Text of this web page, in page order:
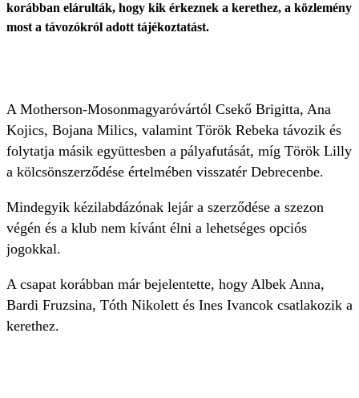
korábban elárulták, hogy kik érkeznek a kerethez, a közlemény
most a távozókról adott tájékoztatást.
A Motherson-Mosonmagyaróvártól Csekő Brigitta, Ana
Kojics, Bojana Milics, valamint Török Rebeka távozik és
folytatja másik együttesben a pályafutását, míg Török Lilly
a kölcsönszerződése értelmében visszatér Debrecenbe.
Mindegyik kézilabdázónak lejár a szerződése a szezon
végén és a klub nem kívánt élni a lehetséges opciós
jogokkal.
A csapat korábban már bejelentette, hogy Albek Anna,
Bardi Fruzsina, Tóth Nikolett és Ines Ivancok csatlakozik a
kerethez.